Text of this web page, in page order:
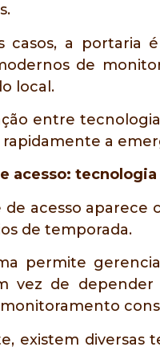
casos, a portaria
de
local.
entre
a
acesso:
acesso aparece
de temporada.
permite
vez de
monitoramento
existem diversas